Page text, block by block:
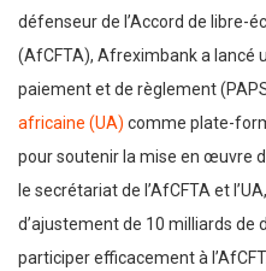
défenseur de l’Accord de libre-
(AfCFTA), Afreximbank a lancé
paiement et de règlement
africaine (UA) comme plate-
pour soutenir la mise en œuvre
le secrétariat de l’AfCFTA et
d’ajustement de 10 milliards de
participer efficacement à